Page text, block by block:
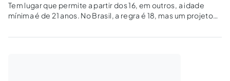
Tem lugar que permite a partir dos 16, em outros, a idade
mínima é de 21 anos. No Brasil, a regra é 18, mas um projeto
o deslocamento mais...